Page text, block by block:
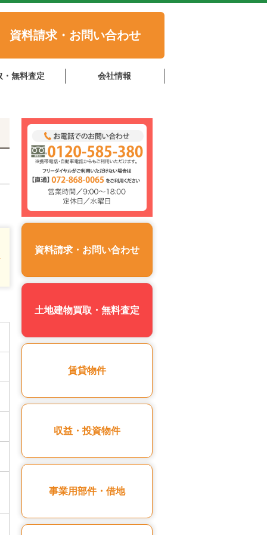
資料請求・お問い合わせ
・無料査定 会社情報
資料請求・お問い合わせ
土地建物買取・無料査定
賃貸物件
収益・投資物件
事業用部件・借地